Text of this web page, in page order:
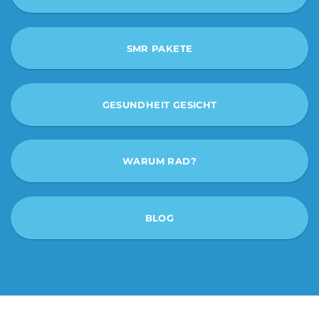
SMR PAKETE
GESUNDHEIT GESICHT
WARUM RAD?
BLOG